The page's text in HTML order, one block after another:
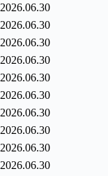
2026.06.30
2026.06.30
2026.06.30
2026.06.30
2026.06.30
2026.06.30
2026.06.30
2026.06.30
2026.06.30
2026.06.30